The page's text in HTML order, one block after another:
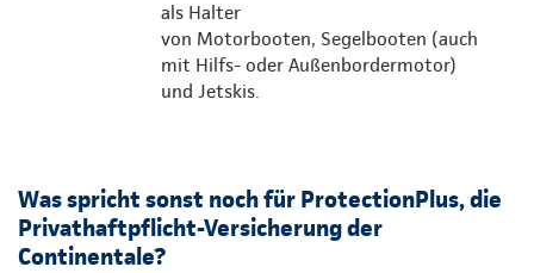
als Halter
von Motorbooten, Segelbooten (auch
mit Hilfs- oder Außenbordermotor)
und Jetskis.
Was spricht sonst noch für ProtectionPlus, die
Privathaftpflicht-Versicherung der
Continentale?